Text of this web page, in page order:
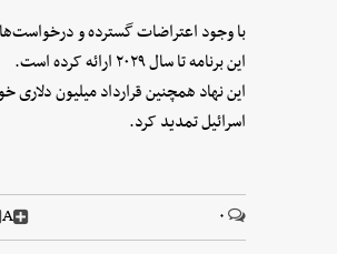
با وجود اعتراضات گسترده و
این برنامه تا سال ۲۰۲۹ ارائه کرده است.
این نهاد همچنین قرارداد میلیون
اسرائیل تمدید کرد.
۰ A